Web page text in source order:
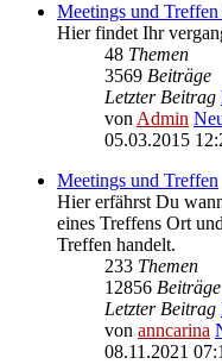
Meetings und
Hier findet Ihr
48 Themen
3569 Beiträge
Letzter Beitrag
vonAdmin
05.03.2015
Meetings und Treffen
Hier erfährst Du
eines Treffens Ort
Treffen handelt.
233 Themen
12856 Beiträge
Letzter Beitrag
von anncarina
08.11.2021